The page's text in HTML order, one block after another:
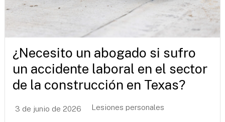
¿Necesito un abogado si sufro
un accidente laboral en el sector
de la construcción en Texas?
3 de junio de 2026 Lesiones personales